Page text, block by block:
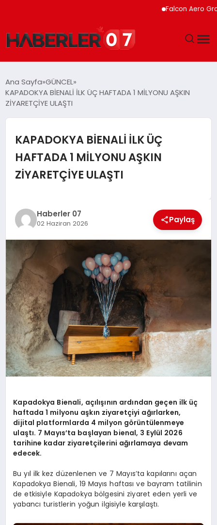
Falcon Aero Group,
EKONOMI
TEKNOLOJI
MAGAZIN
DIĞER
Ana Sayfa GÜNCEL
KAPADOKYA BİENALİ İLK ÜÇ HAFTADA 1 MİLYONU AŞKIN
ZİYARETÇİYE ULAŞTI
KAPADOKYA BİENALİ İLK ÜÇ
HAFTADA 1 MİLYONU AŞKIN
ZİYARETÇİYE ULAŞTI
Haberler 07
02 Haziran 2026 Paylaş
Kapadokya Bienali, açılışının ardından geçen ilk üç
haftada 1 milyonu aşkın ziyaretçiyi ağırlarken,
dijital platformlarda 4 milyon görüntülenmeye
ulaştı. 7 Mayıs’ta başlayan bienal, 3 Eylül 2026
tarihine kadar ziyaretçilerini ağırlamaya devam
edecek.
Bu yıl ilk kez düzenlenen ve 7 Mayıs’ta kapılarını açan
Kapadokya Bienali, 19 Mayıs haftası ve bayram tatilinin
de etkisiyle Kapadokya bölgesini ziyaret eden yerli ve
yabancı turistlerin yoğun ilgisiyle karşılaştı.